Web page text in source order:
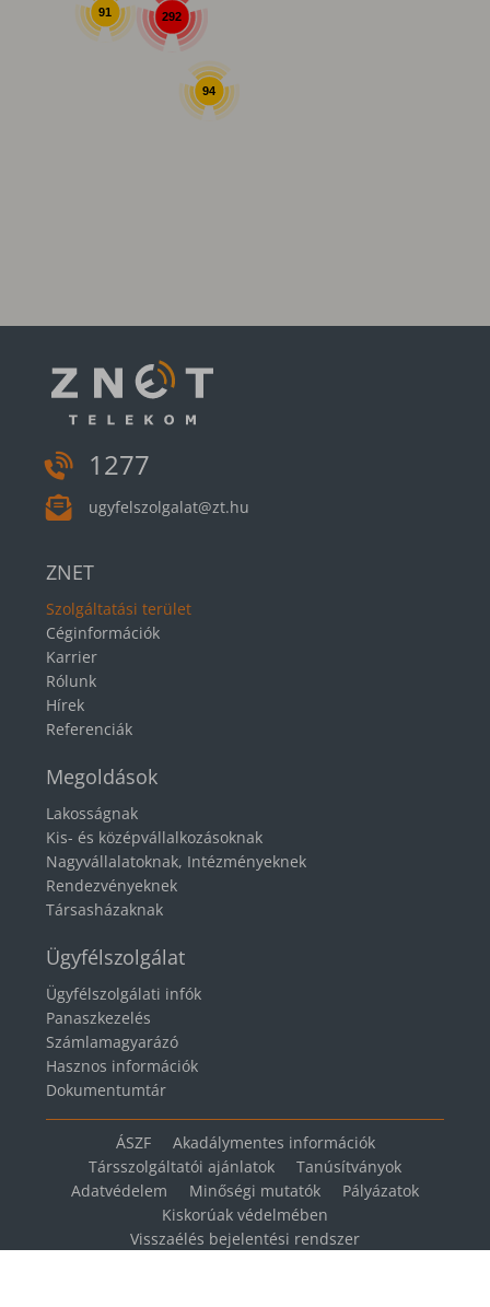
292
94
91
1277
ugyfelszolgalat@zt.hu
ZNET
Szolgáltatási terület
Céginformációk
Karrier
Rólunk
Hírek
Referenciák
Megoldások
Lakosságnak
Kis- és középvállalkozásoknak
Nagyvállalatoknak, Intézményeknek
Rendezvényeknek
Társasházaknak
Ügyfélszolgálat
Ügyfélszolgálati infók
Panaszkezelés
Számlamagyarázó
Hasznos információk
Dokumentumtár
ÁSZF
Akadálymentes információk
Társszolgáltatói ajánlatok
Tanúsítványok
Adatvédelem
Minőségi mutatók
Pályázatok
Kiskorúak védelmében
Visszaélés bejelentési rendszer